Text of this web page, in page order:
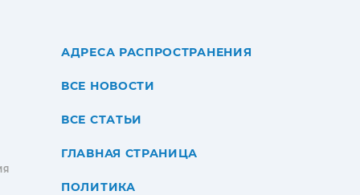
АДРЕСА РАСПРОСТРАНЕНИЯ
ВСЕ НОВОСТИ
ВСЕ СТАТЬИ
ГЛАВНАЯ СТРАНИЦА
ПОЛИТИКА